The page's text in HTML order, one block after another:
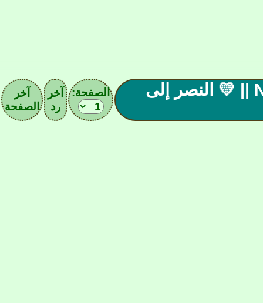
|| ( 21 ) صحيفة نادي النصـر || Nassr F.C || 💛 النصر إلى الصفحة:
آخر
رد
آخر
الصفحة